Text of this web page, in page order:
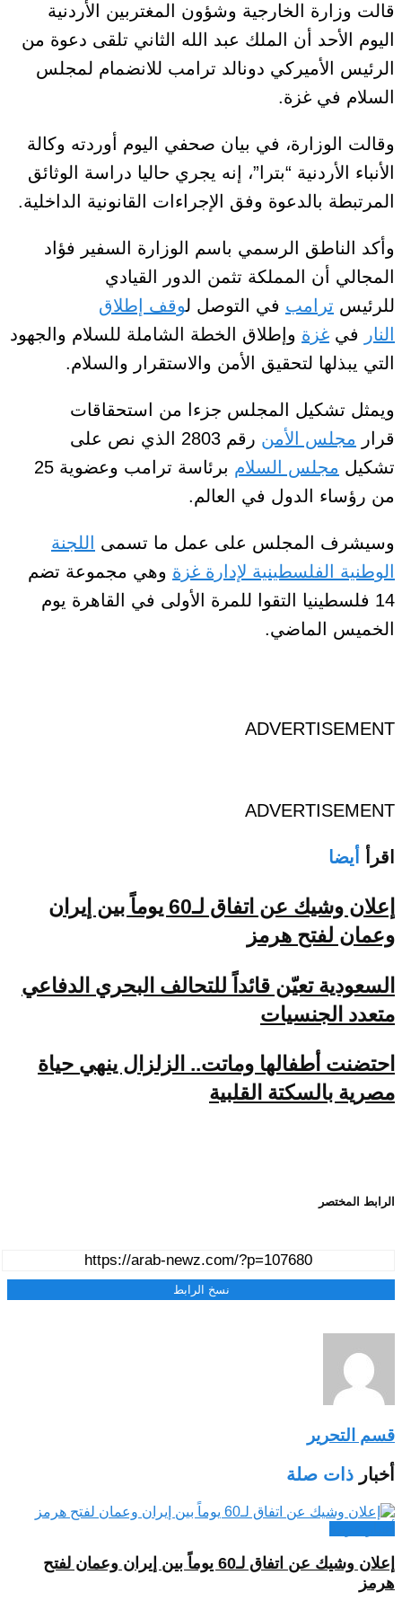
قالت وزارة الخارجية وشؤون المغتربين الأردنية
اليوم الأحد أن الملك عبد الله الثاني تلقى دعوة من
الرئيس الأميركي دونالد ترامب للانضمام لمجلس
السلام في غزة.
وقالت الوزارة، في بيان صحفي اليوم أوردته وكالة
الأنباء الأردنية “بترا”، إنه يجري حاليا دراسة الوثائق
المرتبطة بالدعوة وفق الإجراءات القانونية الداخلية.
وأكد الناطق الرسمي باسم الوزارة السفير فؤاد
المجالي أن المملكة تثمن الدور القيادي
للرئيس ترامب في التوصل لوقف إطلاق
النار
في غزة وإطلاق الخطة الشاملة للسلام والجهود
التي يبذلها لتحقيق الأمن والاستقرار والسلام.
ويمثل تشكيل المجلس جزءا من استحقاقات
قرار مجلس الأمن
رقم 2803 الذي نص على
تشكيل مجلس السلام
برئاسة ترامب وعضوية 25
من رؤساء الدول في العالم.
وسيشرف المجلس على عمل ما تسمى
اللجنة
الوطنية الفلسطينية لإدارة غزة وهي مجموعة تضم
14 فلسطينيا التقوا للمرة الأولى في القاهرة يوم
الخميس الماضي.
ADVERTISEMENT
ADVERTISEMENT
اقرأ أيضا
إعلان وشيك عن اتفاق لـ60 يوماً بين إيران
وعمان لفتح هرمز
السعودية تعيّن قائداً للتحالف البحري الدفاعي
متعدد الجنسيات
احتضنت أطفالها وماتت.. الزلزال ينهي حياة
مصرية بالسكتة القلبية
الرابط المختصر
نسخ الرابط
قسم التحرير
أخبار ذات صلة
إعلان وشيك عن اتفاق لـ60 يوماً بين إيران وعمان لفتح
هرمز